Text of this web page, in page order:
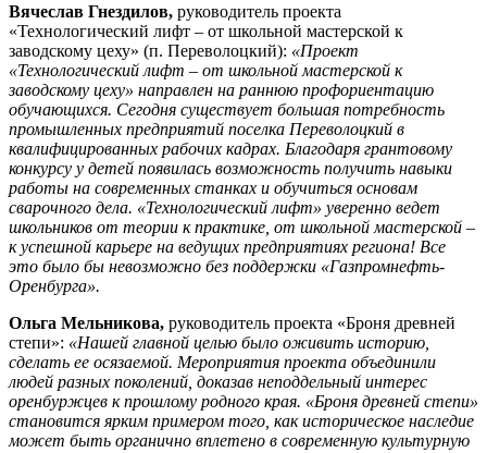
Вячеслав Гнездилов, руководитель проекта
«Технологический лифт – от школьной мастерской к
заводскому цеху» (п. Переволоцкий): «Проект
«Технологический лифт – от школьной мастерской к
заводскому цеху» направлен на раннюю профориентацию
обучающихся. Сегодня существует большая потребность
промышленных предприятий поселка Переволоцкий в
квалифицированных рабочих кадрах. Благодаря грантовому
конкурсу у детей появилась возможность получить навыки
работы на современных станках и обучиться основам
сварочного дела. «Технологический лифт» уверенно ведет
школьников от теории к практике, от школьной мастерской –
к успешной карьере на ведущих предприятиях региона! Все
это было бы невозможно без поддержки «Газпромнефть-
Оренбурга».
Ольга Мельникова, руководитель проекта «Броня древней
степи»: «Нашей главной целью было оживить историю,
сделать ее осязаемой. Мероприятия проекта объединили
людей разных поколений, доказав неподдельный интерес
оренбуржцев к прошлому родного края. «Броня древней степи»
становится ярким примером того, как историческое наследие
может быть органично вплетено в современную культурную